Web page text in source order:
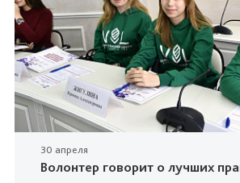
30 апреля
Волонтер говорит о лучших